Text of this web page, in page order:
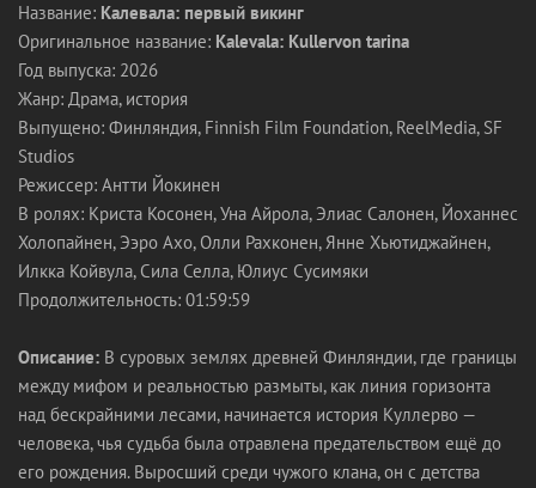
Название: Калевала: первый викинг
Оригинальное название: Kalevala: Kullervon tarina
Год выпуска: 2026
Жанр: Драма, история
Выпущено: Финляндия, Finnish Film Foundation, ReelMedia, SF
Studios
Режиссер: Антти Йокинен
В ролях: Криста Косонен, Уна Айрола, Элиас Салонен, Йоханнес
Холопайнен, Ээро Ахо, Олли Рахконен, Янне Хьютиджайнен,
Илкка Койвула, Сила Селла, Юлиус Сусимяки
Продолжительность: 01:59:59
Описание: В суровых землях древней Финляндии, где границы
между мифом и реальностью размыты, как линия горизонта
над бескрайними лесами, начинается история Куллерво —
человека, чья судьба была отравлена предательством ещё до
его рождения. Выросший среди чужого клана, он с детства